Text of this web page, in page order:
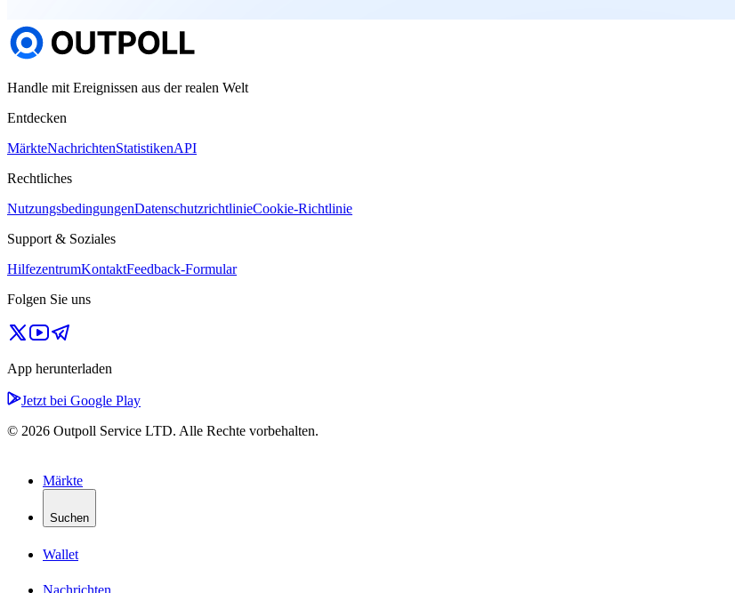
Handle mit Ereignissen aus der realen Welt
Entdecken
MärkteNachrichtenStatistikenAPI
Rechtliches
NutzungsbedingungenDatenschutzrichtlinieCookie-Richtlinie
Support & Soziales
HilfezentrumKontaktFeedback-Formular
Folgen Sie uns
App herunterladen
Jetzt bei Google Play
© 2026 Outpoll Service LTD. Alle Rechte vorbehalten.
Märkte
Suchen
Wallet
Nachrichten